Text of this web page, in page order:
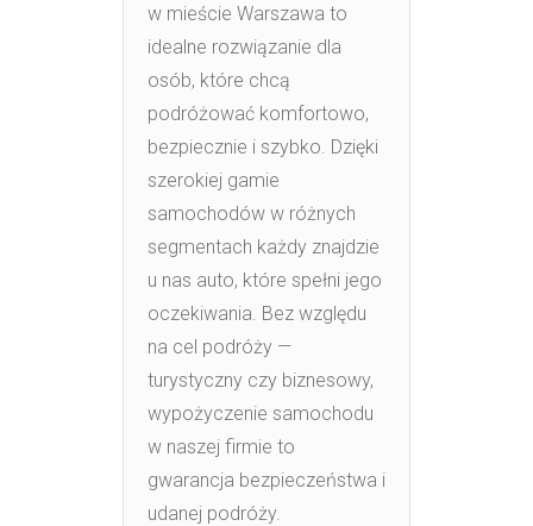
w mieście Warszawa to
idealne rozwiązanie dla
osób, które chcą
podróżować komfortowo,
bezpiecznie i szybko. Dzięki
szerokiej gamie
samochodów w różnych
segmentach każdy znajdzie
u nas auto, które spełni jego
oczekiwania. Bez względu
na cel podróży —
turystyczny czy biznesowy,
wypożyczenie samochodu
w naszej firmie to
gwarancja bezpieczeństwa i
udanej podróży.